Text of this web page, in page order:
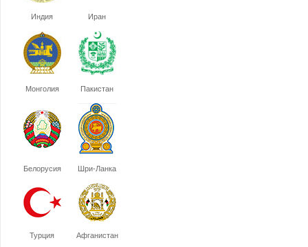
Индия Иран
Монголия Пакистан
Белорусия Шри-Ланка
Турция Афганистан